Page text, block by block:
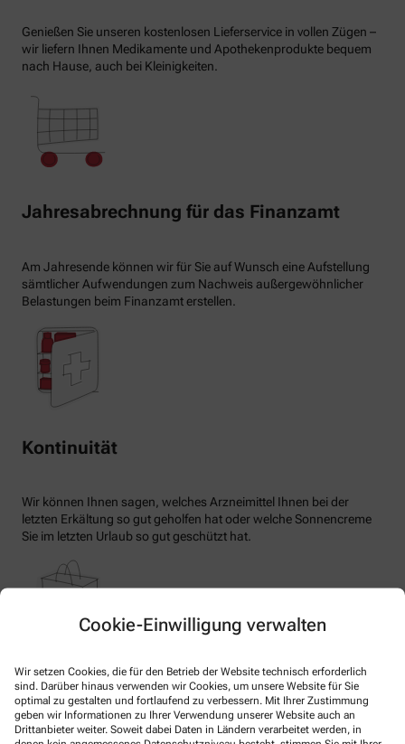
Cookie-Einwilligung verwalten
Wir setzen Cookies, die für den Betrieb der Website technisch erforderlich
sind. Darüber hinaus verwenden wir Cookies, um unsere Website für Sie
optimal zu gestalten und fortlaufend zu verbessern. Mit Ihrer Zustimmung
geben wir Informationen zu Ihrer Verwendung unserer Website auch an
Drittanbieter weiter. Soweit dabei Daten in Ländern verarbeitet werden, in
Genießen Sie unseren kostenlosen Lieferservice in vollen Zügen –
wir liefern Ihnen Medikamente und Apothekenprodukte bequem
nach Hause, auch bei Kleinigkeiten.
Jahresabrechnung für das Finanzamt
Am Jahresende können wir für Sie auf Wunsch eine Aufstellung
sämtlicher Aufwendungen zum Nachweis außergewöhnlicher
Belastungen beim Finanzamt erstellen.
Kontinuität
Wir können Ihnen sagen, welches Arzneimittel Ihnen bei der
letzten Erkältung so gut geholfen hat oder welche Sonnencreme
Sie im letzten Urlaub so gut geschützt hat.
Auflistung Ihrer Zuzahlungen
Wir können auf Knopfdruck eine Auflistung Ihrer geleisteten